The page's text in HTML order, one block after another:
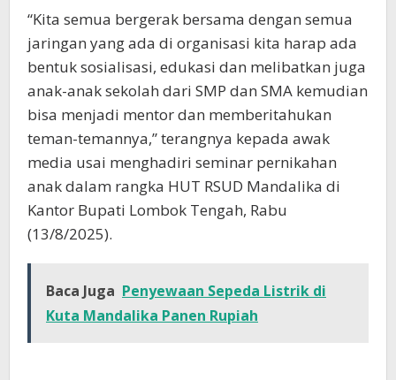
“Kita semua bergerak bersama dengan semua
jaringan yang ada di organisasi kita harap ada
bentuk sosialisasi, edukasi dan melibatkan juga
anak-anak sekolah dari SMP dan SMA kemudian
bisa menjadi mentor dan memberitahukan
teman-temannya,” terangnya kepada awak
media usai menghadiri seminar pernikahan
anak dalam rangka HUT RSUD Mandalika di
Kantor Bupati Lombok Tengah, Rabu
(13/8/2025).
Baca Juga Penyewaan Sepeda Listrik di
Kuta Mandalika Panen Rupiah